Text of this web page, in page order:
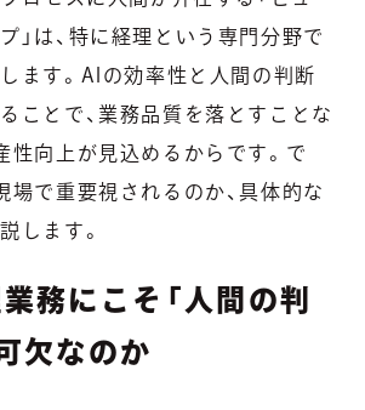
」は、特に経理という専門分野で
ます。AIの効率性と人間の判断
ことで、業務品質を落とすことな
性向上が見込めるからです。で
場で重要視されるのか、具体的な
します。
務にこそ「人間の判
欠なのか